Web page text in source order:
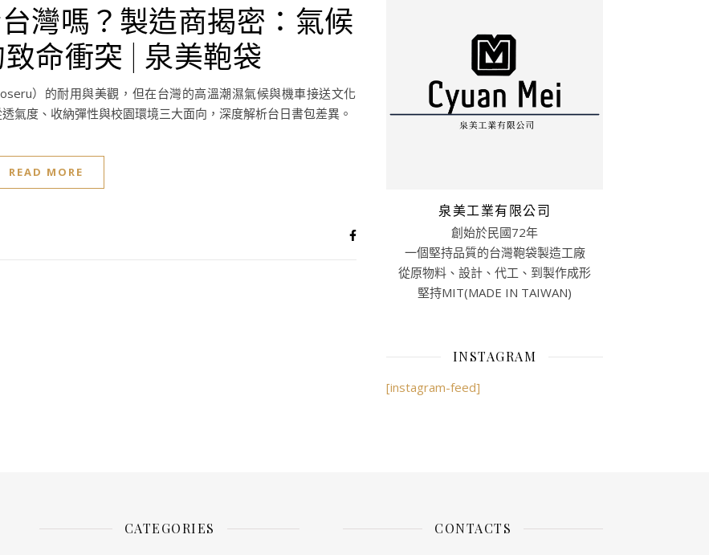
灣嗎？製造商揭密：氣候
命衝突 | 泉美鞄袋
）的耐用與美觀，但在台灣的高溫潮濕氣候與機車接送文化
氣度、收納彈性與校園環境三大面向，深度解析台日書包差異。
READ MORE
泉美工業有限公司
創始於民國72年
一個堅持品質的台灣鞄袋製造工廠
從原物料、設計、代工、到製作成形
堅持MIT(MADE IN TAIWAN)
INSTAGRAM
[instagram-feed]
CATEGORIES CONTACTS